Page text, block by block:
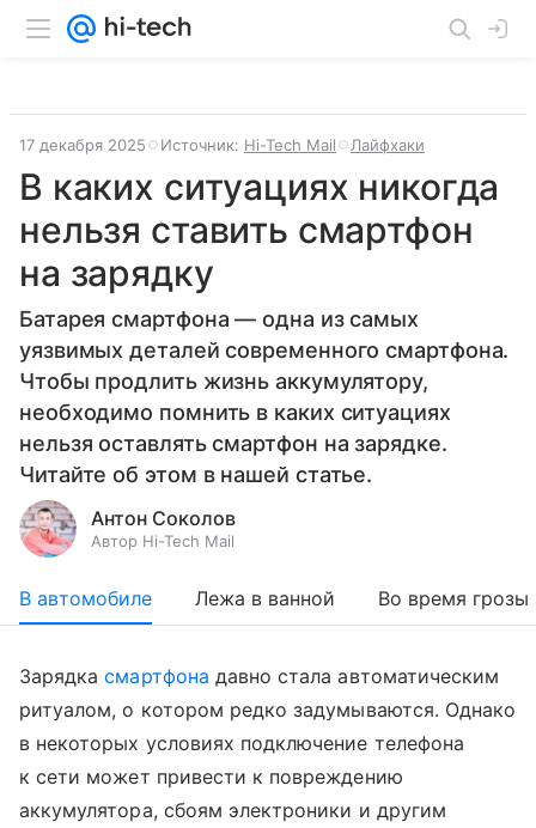
17 декабря 2025 Источник: Hi-Tech Mail Лайфхаки
В каких ситуациях никогда
нельзя ставить смартфон
на зарядку
Батарея смартфона — одна из самых
уязвимых деталей современного смартфона.
Чтобы продлить жизнь аккумулятору,
необходимо помнить в каких ситуациях
нельзя оставлять смартфон на зарядке.
Читайте об этом в нашей статье.
Антон Соколов
Автор Hi-Tech Mail
В автомобиле Лежа в ванной Во время грозы
Зарядкасмартфона давно стала автоматическим
ритуалом, о котором редко задумываются. Однако
в некоторых условиях подключение телефона
к сети может привести к повреждению
аккумулятора, сбоям электроники и другим